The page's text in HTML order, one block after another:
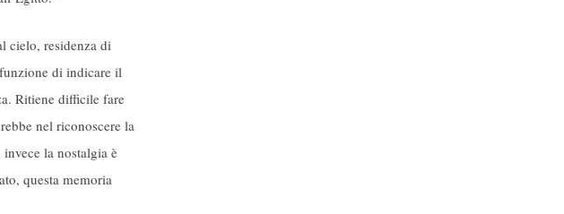
cielo, residenza di
di indicare il
Ritiene difficile fare
nel riconoscere la
la nostalgia è
questa memoria